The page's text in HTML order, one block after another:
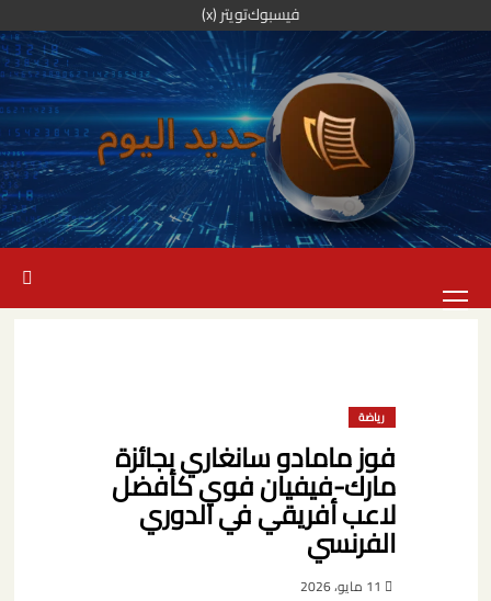
إلى
المحتوى
فيسبوكتويتر (x)
الرئيسية
رياضة
فوز مامادو سانغاري بجائزة
مارك-فيفيان فوي كأفضل
لاعب أفريقي في الدوري
الفرنسي
11 مايو، 2026